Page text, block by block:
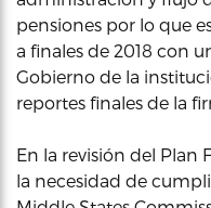
pensiones por lo que
a finales de 2018 con
Gobierno de la
reportes finales de la
En la revisión del Plan
la necesidad de